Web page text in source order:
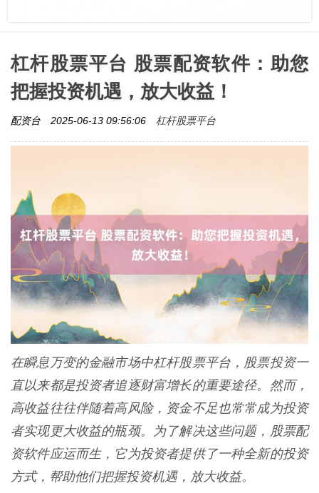
杠杆股票平台 股票配资软件：助您
把握投资机遇，放大收益！
配资台 2025-06-13 09:56:06 杠杆股票平台
在瞬息万变的金融市场中杠杆股票平台，股票投资一
直以来都是投资者追逐财富增长的重要途径。然而，
高收益往往伴随着高风险，资金不足也常常成为投资
者实现更大收益的瓶颈。为了解决这些问题，股票配
资软件应运而生，它为投资者提供了一种全新的投资
方式，帮助他们把握投资机遇，放大收益。